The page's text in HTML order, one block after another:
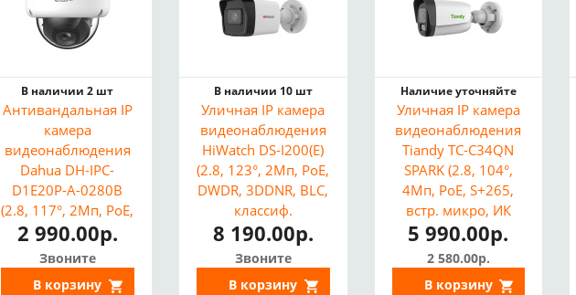
В наличии 2 шт
Антивандальная IP
камера
видеонаблюдения
Dahua DH-IPC-
D1E20P-A-0280B
(2.8, 117°, 2Мп, PoE,
Микрофон, DWDR,
BLC, IP67, ИК 30м)
2 990.00р.
Звоните
В корзину
В наличии 10 шт
Уличная IP камера
видеонаблюдения
HiWatch DS-I200(E)
(2.8, 123°, 2Мп, PoE,
DWDR, 3DDNR, BLC,
классиф.
"Человек"/"ТС",
H.265+, EXIR 30м,
IP67)
8 190.00р.
Звоните
В корзину
Наличие уточняйте
Уличная IP камера
видеонаблюдения
Tiandy TC-C34QN
SPARK (2.8, 104°,
4Мп, PoE, S+265,
встр. микро, ИК
30м, макролон,
IP67)
5 990.00р.
2 580.00р.
В корзину